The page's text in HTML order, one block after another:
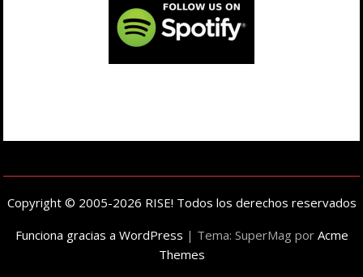
Copyright © 2005-2026 RISE! Todos los derechos reservados
Funciona gracias a WordPress | Tema: SuperMag por Acme
Themes